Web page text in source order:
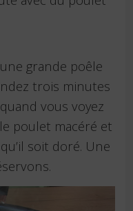
grande poêle
trois minutes
vous voyez
poulet macéré et
soit doré. Une